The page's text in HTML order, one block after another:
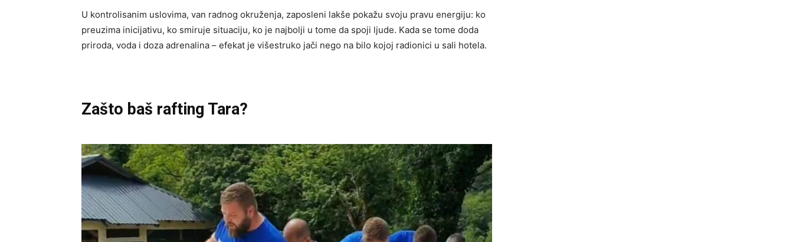
U kontrolisanim uslovima, van radnog okruženja, zaposleni lakše pokažu svoju pravu energiju: ko
preuzima inicijativu, ko smiruje situaciju, ko je najbolji u tome da spoji ljude. Kada se tome doda
priroda, voda i doza adrenalina – efekat je višestruko jači nego na bilo kojoj radionici u sali hotela.
Zašto baš rafting Tara?